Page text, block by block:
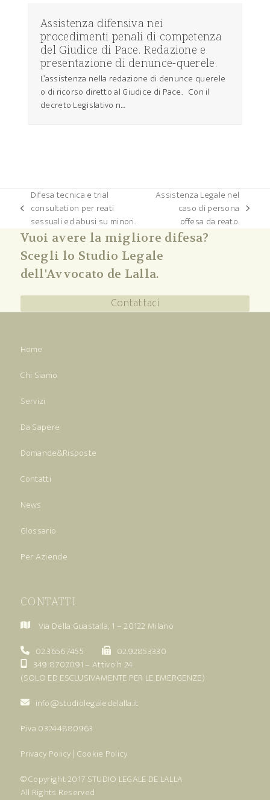
Assistenza difensiva nei
procedimenti penali di competenza
del Giudice di Pace. Redazione e
presentazione di denunce-querele.
L’assistenza nella redazione di denunce querele
o di ricorso diretto al Giudice di Pace. Con il
decreto Legislativo n…
post
precedente:
Difesa tecnica e trial
consultation per reati
sessuali ed abusi su minori.
articolo
successivo:
Assistenza Legale nel
caso di persona
offesa da reato.
Vuoi avere la migliore difesa?
Scegli lo Studio Legale
dell'Avvocato de Lalla.
Contattaci
Home
Chi Siamo
Servizi
Da Sapere
Domande&Risposte
Contatti
News
Glossario
Per Aziende
CONTATTI
Via Della Guastalla, 1 – 20122 Milano
02.36567455
02.92853330
349 8707091 – Attivo h 24
(SOLO ED ESCLUSIVAMENTE PER LE EMERGENZE)
info@studiolegaledelalla.it
P.iva 03244880963
Privacy Policy | Cookie Policy
© Copyright 2017 STUDIO LEGALE DE LALLA
All Rights Reserved